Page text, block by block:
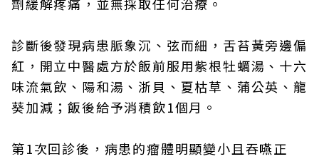
診斷後發現病患脈象沉、弦而細，舌苔黃旁邊偏
紅，開立中醫處方於飯前服用紫根牡蠣湯、十六
味流氣飲、陽和湯、浙貝、夏枯草、蒲公英、龍
葵加減；飯後給予消積飲1個月。
第1次回診後，病患的瘤體明顯變小且吞嚥正